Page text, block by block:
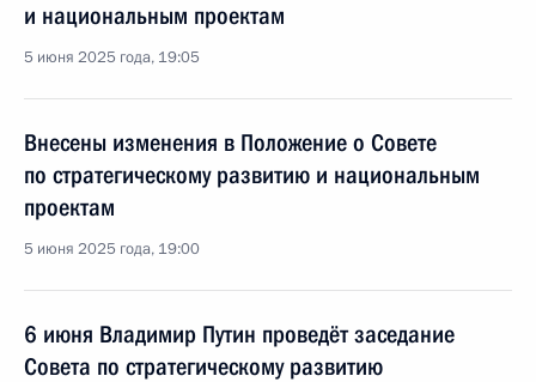
и национальным проектам
5 июня 2025 года, 19:05
Внесены изменения в Положение о Совете
по стратегическому развитию и национальным
проектам
5 июня 2025 года, 19:00
6 июня Владимир Путин проведёт заседание
Совета по стратегическому развитию